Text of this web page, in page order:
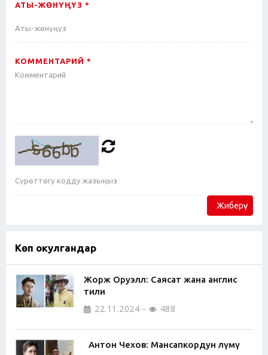
АТЫ-ЖӨНҮҢҮЗ *
КОММЕНТАРИЙ *
Жиберүү
Көп окулгандар
Жорж Оруэлл: Саясат жана англис
тили
22.11.2024 488
Антон Чехов: Мансапкордун өлүмү